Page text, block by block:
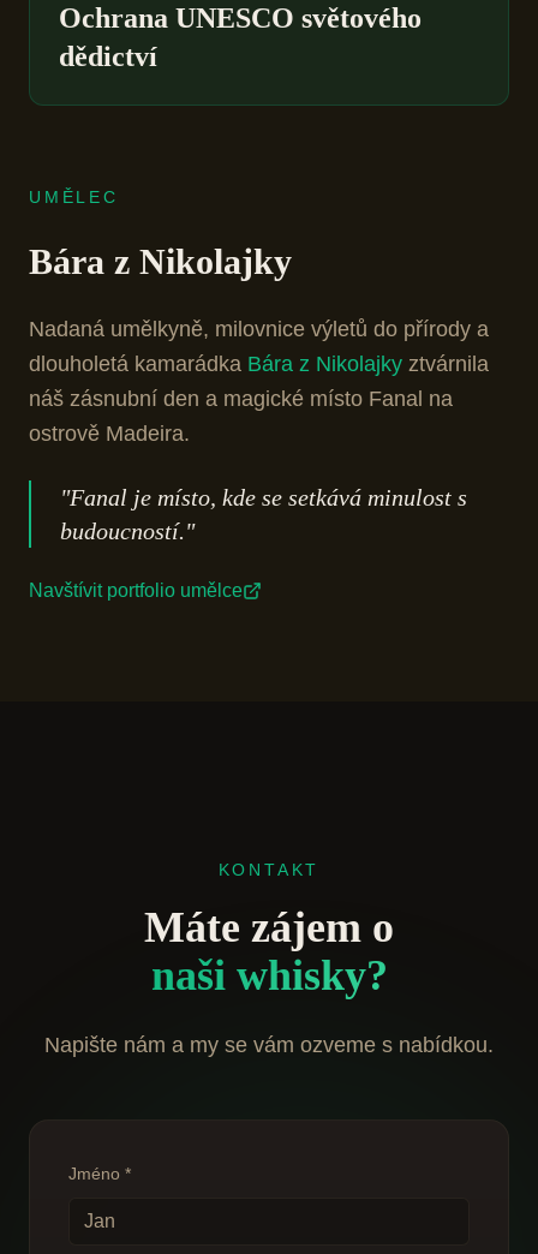
Ochrana UNESCO světového
dědictví
UMĚLEC
Bára z Nikolajky
Nadaná umělkyně, milovnice výletů do přírody a
dlouholetá kamarádka Bára z Nikolajky ztvárnila
náš zásnubní den a magické místo Fanal na
ostrově Madeira.
"Fanal je místo, kde se setkává minulost s
budoucností."
Navštívit portfolio umělce
KONTAKT
Máte zájem o
naši whisky?
Napište nám a my se vám ozveme s nabídkou.
Jméno *